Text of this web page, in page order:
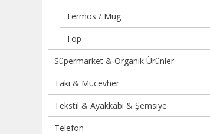
Termos / Mug
Top
Süpermarket & Organik Ürünler
Takı & Mücevher
Tekstil & Ayakkabı & Şemsiye
Telefon